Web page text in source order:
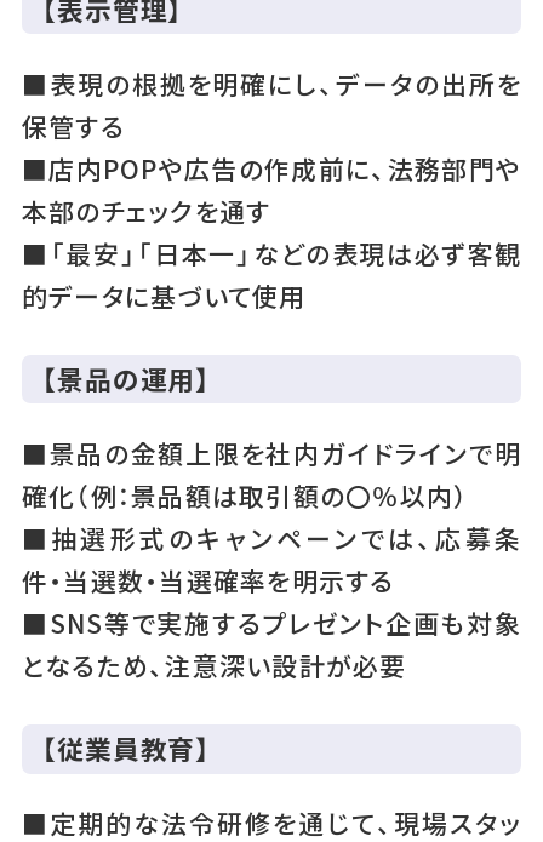
【表示管理】
■表現の根拠を明確にし、データの出所を
保管する
■店内POPや広告の作成前に、法務部門や
本部のチェックを通す
■「最安」「日本一」などの表現は必ず客観
的データに基づいて使用
【景品の運用】
■景品の金額上限を社内ガイドラインで明
確化（例：景品額は取引額の〇％以内）
■抽選形式のキャンペーンでは、応募条
件・当選数・当選確率を明示する
■SNS等で実施するプレゼント企画も対象
となるため、注意深い設計が必要
【従業員教育】
■定期的な法令研修を通じて、現場スタッ